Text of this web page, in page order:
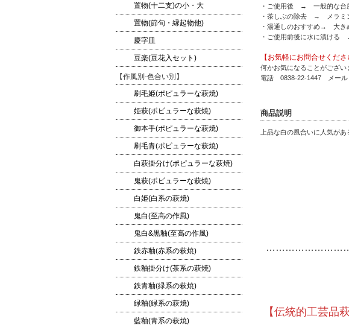
・ご使用後 → 一般的な台
・茶しぶの除去 → メラミ
・湯通しのおすすめ→ 大き
・ご使用前後に水に漬ける
【お気軽にお問合せくださ
何かお気になることがござい
電話 0838-22-1447 メール
商品説明
上品な白の風合いに人気が
…………
【伝統的工芸品
置物(十二支)の小・大
置物(節句・縁起物他)
慶字皿
豆楽(豆花入セット)
【作風別-色合い別】
刷毛姫(ポピュラーな萩焼)
姫萩(ポピュラーな萩焼)
御本手(ポピュラーな萩焼)
刷毛青(ポピュラーな萩焼)
白萩掛分け(ポピュラーな萩焼)
鬼萩(ポピュラーな萩焼)
白姫(白系の萩焼)
鬼白(至高の作風)
鬼白&黒釉(至高の作風)
鉄赤釉(赤系の萩焼)
鉄釉掛分け(茶系の萩焼)
鉄青釉(緑系の萩焼)
緑釉(緑系の萩焼)
藍釉(青系の萩焼)